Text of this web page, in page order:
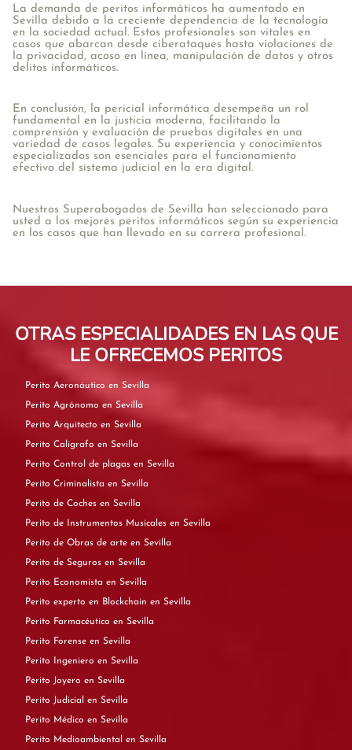
La demanda de peritos informáticos ha aumentado en
Sevilla debido a la creciente dependencia de la tecnología
en la sociedad actual. Estos profesionales son vitales en
casos que abarcan desde ciberataques hasta violaciones de
la privacidad, acoso en línea, manipulación de datos y otros
delitos informáticos.
En conclusión, la pericial informática desempeña un rol
fundamental en la justicia moderna, facilitando la
comprensión y evaluación de pruebas digitales en una
variedad de casos legales. Su experiencia y conocimientos
especializados son esenciales para el funcionamiento
efectivo del sistema judicial en la era digital.
Nuestros Superabogados de Sevilla han seleccionado para
usted a los mejores peritos informáticos según su experiencia
en los casos que han llevado en su carrera profesional.
OTRAS ESPECIALIDADES EN LAS QUE
LE OFRECEMOS PERITOS
Perito Aeronáutico en Sevilla
Perito Agrónomo en Sevilla
Perito Arquitecto en Sevilla
Perito Calígrafo en Sevilla
Perito Control de plagas en Sevilla
Perito Criminalista en Sevilla
Perito de Coches en Sevilla
Perito de Instrumentos Musicales en Sevilla
Perito de Obras de arte en Sevilla
Perito de Seguros en Sevilla
Perito Economista en Sevilla
Perito experto en Blockchain en Sevilla
Perito Farmacéutico en Sevilla
Perito Forense en Sevilla
Perito Ingeniero en Sevilla
Perito Joyero en Sevilla
Perito Judicial en Sevilla
Perito Médico en Sevilla
Perito Medioambiental en Sevilla